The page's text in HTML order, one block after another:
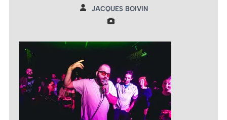
JACQUES BOIVIN